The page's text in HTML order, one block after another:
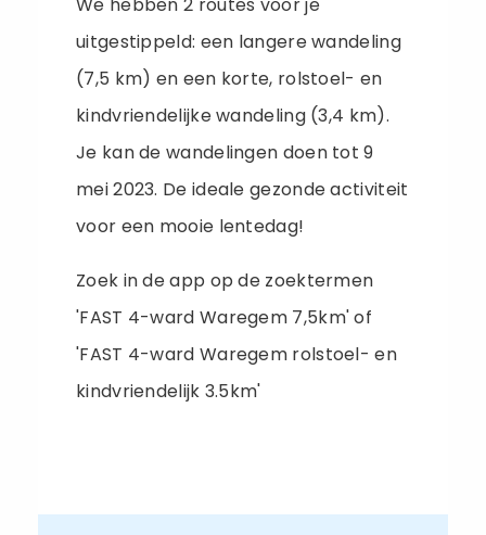
uitgestippeld: een langere wandeling
(7,5 km) en een korte, rolstoel- en
kindvriendelijke wandeling (3,4 km).
Je kan de wandelingen doen tot 9
mei 2023. De ideale gezonde activiteit
voor een mooie lentedag!
Zoek in de app op de zoektermen
'FAST 4-ward Waregem 7,5km' of
'FAST 4-ward Waregem rolstoel- en
kindvriendelijk 3.5km'